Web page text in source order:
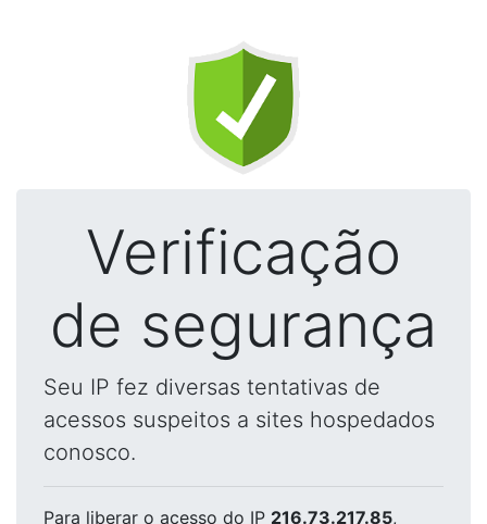
Verificação
de segurança
Seu IP fez diversas tentativas de
acessos suspeitos a sites hospedados
conosco.
Para liberar o acesso do IP 216.73.217.85,